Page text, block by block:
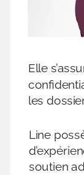
Elle
les
Line
soutien